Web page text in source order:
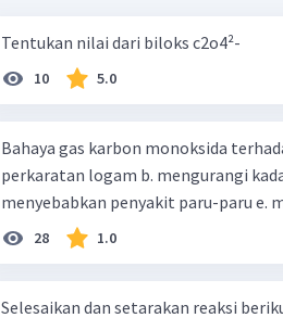
Tentukan nilai dari biloks c2o4²-
10 5.0
Bahaya gas karbon monoksida terhadap
perkaratan logam b. mengurangi kadar CO2 di udara c. merusak lapisan ozon d.
28 1.0
Selesaikan dan setarakan reaksi